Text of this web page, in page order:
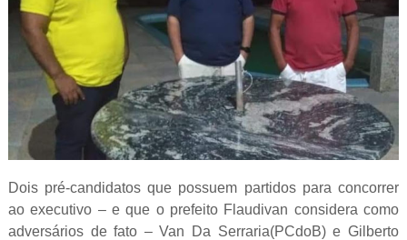
Dois pré-candidatos que possuem partidos para concorrer
ao executivo – e que o prefeito Flaudivan considera como
adversários de fato – Van Da Serraria(PCdoB) e Gilberto